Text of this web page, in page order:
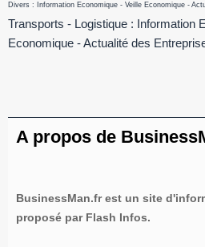
Divers : Information Economique - Veille Economique -
Transports - Logistique : Information
Economique - Actualité des
A propos de
BusinessMan.fr est un site
proposé par Flash Infos.